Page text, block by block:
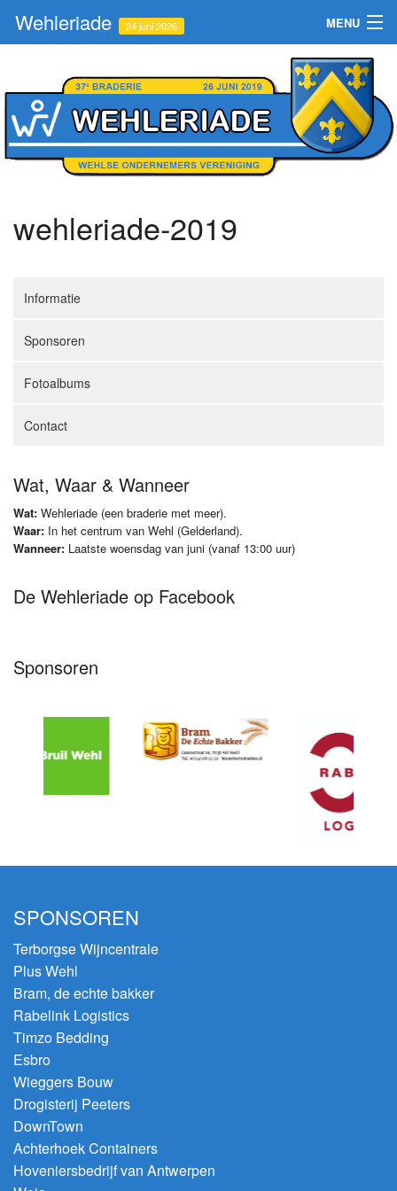
Wehleriade 24 juni 2026 MENU
Sponsoren
Fotoalbums
Inschrijven
wehleriade-2019
Informatie
Sponsoren
Fotoalbums
Contact
Wat, Waar & Wanneer
Wat: Wehleriade (een braderie met meer).
Waar: In het centrum van Wehl (Gelderland).
Wanneer: Laatste woensdag van juni (vanaf 13:00 uur)
De Wehleriade op Facebook
Sponsoren
SPONSOREN
Terborgse Wijncentrale
Plus Wehl
Bram, de echte bakker
Rabelink Logistics
Timzo Bedding
Esbro
Wieggers Bouw
Drogisterij Peeters
DownTown
Achterhoek Containers
Hoveniersbedrijf van Antwerpen